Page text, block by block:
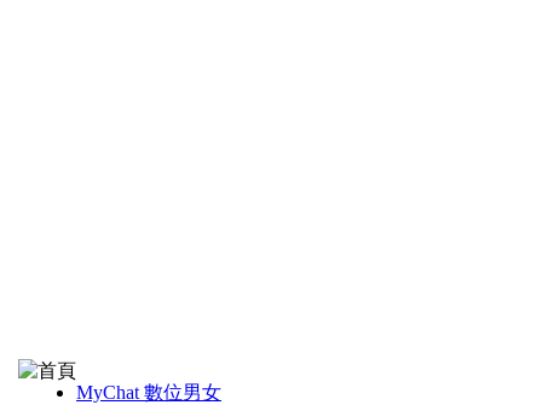
MyChat 數位男女